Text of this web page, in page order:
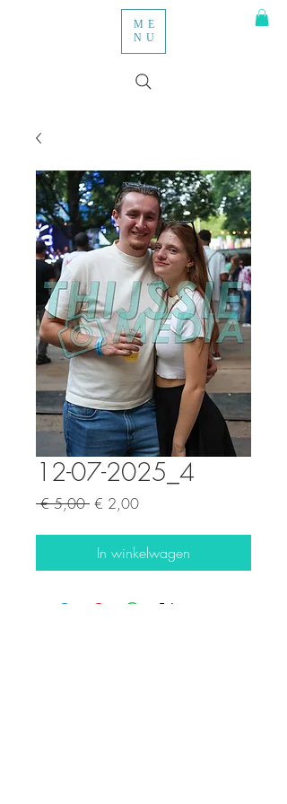
ME
NU
12-07-2025_4
€ 5,00 Normale
€ 2,00Verkoopprijs
In winkelwagen